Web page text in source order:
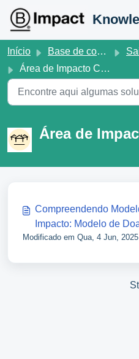
Início Base de conhecimento
Saiba
Área de Impacto Comunitário
Área de
Compreendendo
Impacto: Modelo de
Modificado em Qua, 4 Jun,